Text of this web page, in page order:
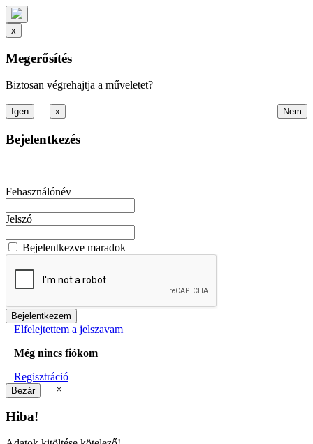
x
Megerősítés
Biztosan végrehajtja a műveletet?
x
Bejelentkezés
Fehasználónév
Jelszó
Bejelentkezve maradok
Elfelejtettem a jelszavam
Még nincs fiókom
Regisztráció
×
Hiba!